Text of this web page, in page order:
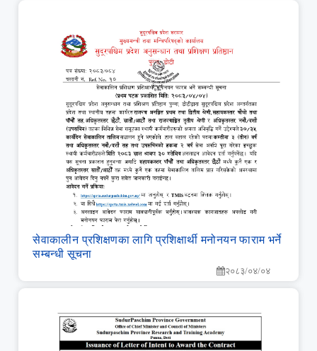
सेवाकालीन प्रशिक्षणका लागि प्रशिक्षार्थी मनोनयन फाराम भर्ने
सम्बन्धी सूचना
२०८३/०४/०४